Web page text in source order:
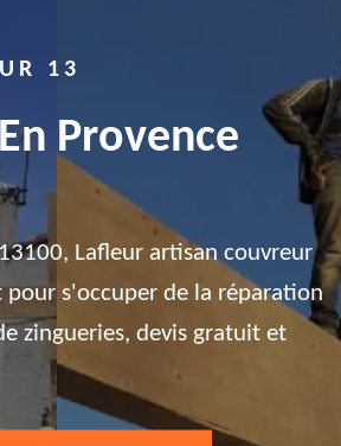
13
Provence
Lafleur artisan couvreur
s'occuper de la réparation
zingueries, devis gratuit et